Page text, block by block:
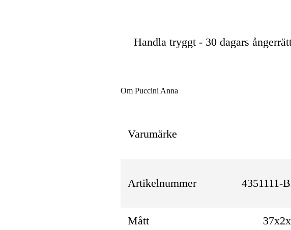
Handla tryggt - 30 dagars
Om Puccini Anna
Varumärke
Artikelnummer 4351111-
Mått